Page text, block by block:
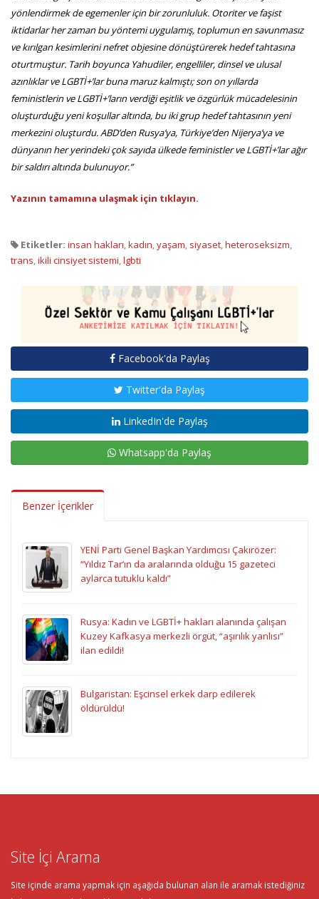
yönlendirmek de egemenler için bir zorunluluk. Otoriter ve faşist
iktidarlar her zaman bu yöntemi uygulamış, toplumun en savunmasız
ve kırılgan kesimlerini nefret objesine dönüştürerek hedef tahtasına
oturtmuştur. Tarih boyunca Yahudiler, engelliler, dinsel ve ulusal
azınlıklar ve LGBTİ+’lar buna maruz kalmıştı; son on yıllarda
feministlerin ve LGBTİ+’ların verdiği eşitlik ve özgürlük mücadelesinin
oluşturduğu yeni koşullar altında, bu iki grup hedef tahtasının yeni
merkezini oluşturdu. ABD’den Rusya’ya, Türkiye’den Nijerya’ya ve
dünyanın her yerindeki çok sayıda ülkede feministler ve LGBTİ+’lar ağır
bir saldırı altında bulunuyor.”
Yazının tamamına ulaşmak için tıklayın.
Etiketler: insan hakları,kadın,yaşam, siyaset,heteroseksizm,
trans,ikili cinsiyet sistemi,lgbti
Facebook'da Paylaş
Twitter'da Paylaş
LinkedIn'de Paylaş
Whatsapp'da Paylaş
Benzer İçerikler
YENİ Parti Genel Başkan Yardımcısı Çakırözer:
“Yıldız Tar’ın da aralarında olduğu 15 gazeteci
aylarca tutuklu kaldı”
Rusya: Kadın ve LGBTİ+ hakları alanında çalışan
Kuzey Kafkasya merkezli örgüt, “aşırılık yanlısı”
ilan edildi!
Bulgaristan: Eşcinsel erkek darp edilerek
öldürüldü!
Site İçi Arama
Site içinde arama yapmak için aşağıda bulunan alan ile aramak istediğiniz